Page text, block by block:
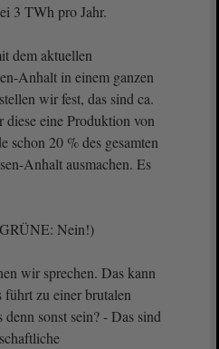
3 TWh pro Jahr.
dem aktuellen
Anhalt in einem ganzen
wir fest, das sind ca.
eine Produktion von
schon 20 % des gesamten
Anhalt ausmachen. Es
Nein!)
wir sprechen. Das kann
führt zu einer brutalen
sonst sein? - Das sind